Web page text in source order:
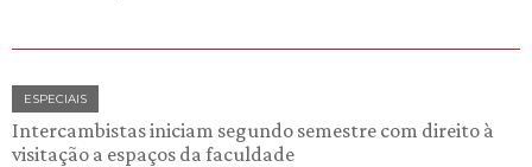
ESPECIAIS
Intercambistas iniciam segundo semestre com direito à
visitação a espaços da faculdade